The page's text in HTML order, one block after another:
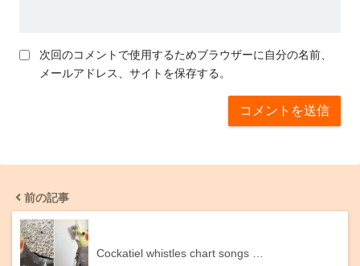
次回のコメントで使用するためブラウザーに自分の名前、
メールアドレス、サイトを保存する。
前の記事
Cockatiel whistles chart songs …